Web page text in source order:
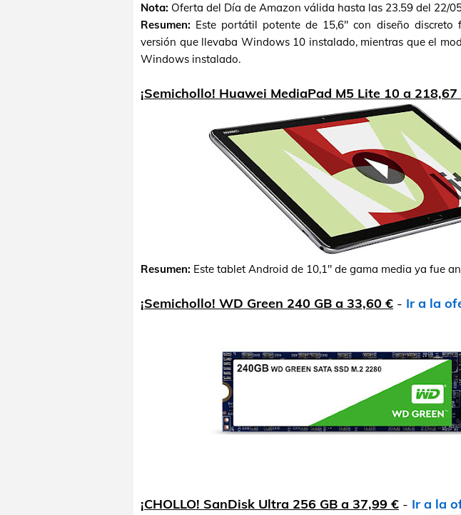
Nota: Oferta del Día de Amazon válida hasta las 23.59 del 22/
Resumen: Este portátil potente de 15,6" con diseño discreto
versión que llevaba Windows 10 instalado, mientras que el
Windows instalado.
¡Semichollo! Huawei MediaPad M5 Lite 10 a 218,67
Resumen: Este tablet Android de 10,1" de gama media ya fue
¡Semichollo! WD Green 240 GB a 33,60 € - Ir a la
¡CHOLLO! SanDisk Ultra 256 GB a 37,99 € - Ir a la